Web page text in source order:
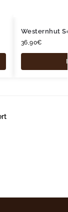
Westernhut
36,90€